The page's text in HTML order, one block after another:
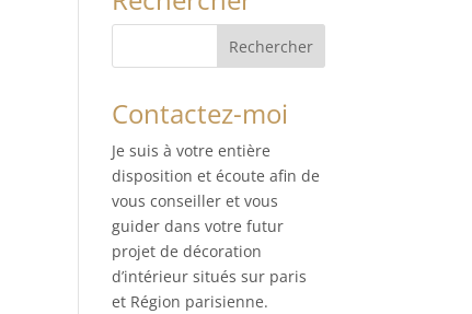
Contactez-moi
Je suis à votre entière
disposition et écoute afin de
vous conseiller et vous
guider dans votre futur
projet de décoration
d’intérieur situés sur paris
et Région parisienne.